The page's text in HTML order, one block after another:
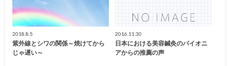
2018.8.5
紫外線とシワの関係～焼けてから
じゃ遅い～
2016.11.30
日本における美容鍼灸のパイオニ
アからの推薦の声